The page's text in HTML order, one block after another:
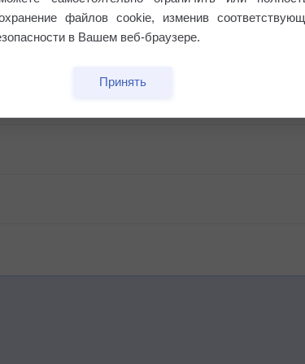
файлов cookie, изменив
в Вашем веб-браузере.
Принять